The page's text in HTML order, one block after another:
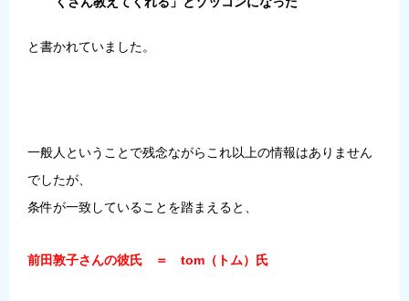
と書かれていました。
一般人ということで残念ながらこれ以上の情報はありません
でしたが、
条件が一致していることを踏まえると、
前田敦子さんの彼氏 ＝ tom（トム）氏